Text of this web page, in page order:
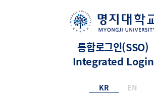
통합로그인(SSO)
Integrated Login
KR EN